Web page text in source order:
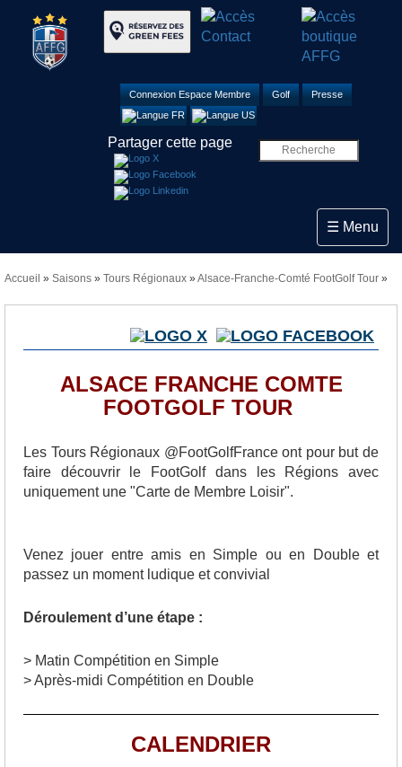
Connexion Espace Membre Golf Presse
Partager cette page
Toggle
☰ Menu
Accueil » Saisons » Tours Régionaux »Alsace-Franche-Comté FootGolf Tour »
ALSACE FRANCHE COMTE
FOOTGOLF TOUR
Les Tours Régionaux @FootGolfFrance ont pour but de
faire découvrir le FootGolf dans les Régions avec
uniquement une "Carte de Membre Loisir".
Venez jouer entre amis en Simple ou en Double et
passez un moment ludique et convivial
Déroulement d’une étape :
> Matin Compétition en Simple
> Après-midi Compétition en Double
CALENDRIER